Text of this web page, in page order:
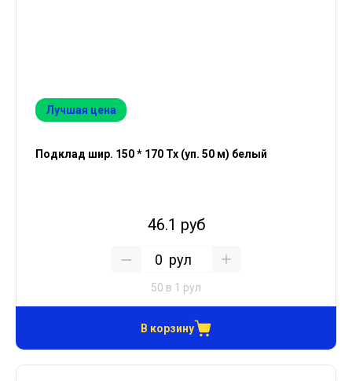
Лучшая цена
Подклад шир. 150 * 170 Тх (уп. 50 м) белый
46.1 руб
рул
50 в 1 рул
В корзину